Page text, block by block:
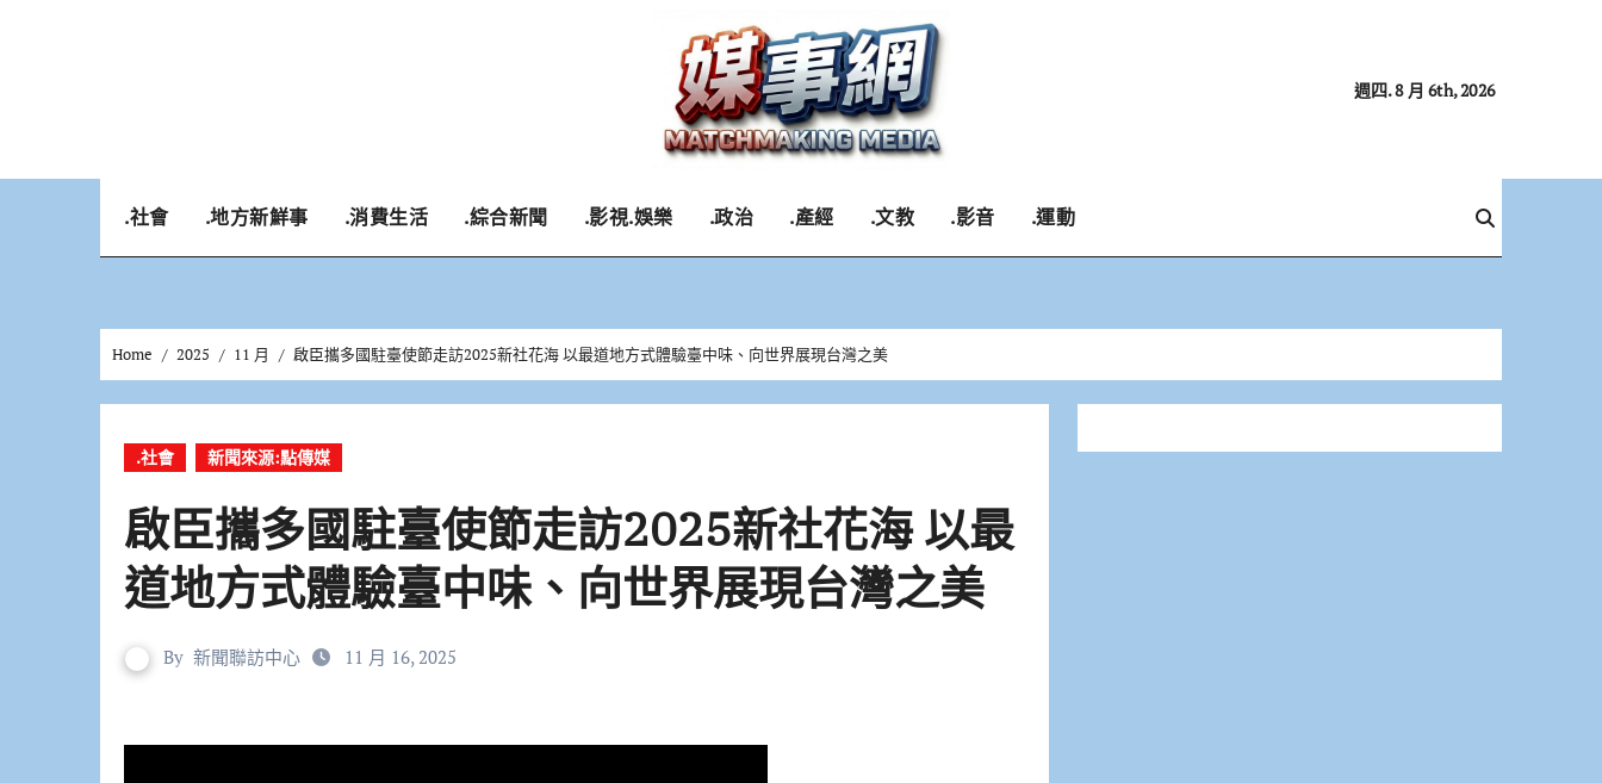
週四. 8 月 6th, 2026
.社會 .地方新鮮事 .消費生活 .綜合新聞 .影視.娛樂 .政治 .產經 .文教 .影音 .運動
Home 2025 11 月 啟臣攜多國駐臺使節走訪2025新社花海 以最道地方式體驗臺中味、向世界展現台灣之美
.社會 新聞來源:點傳媒
啟臣攜多國駐臺使節走訪2025新社花海 以最
道地方式體驗臺中味、向世界展現台灣之美
By 新聞聯訪中心 11 月 16, 2025